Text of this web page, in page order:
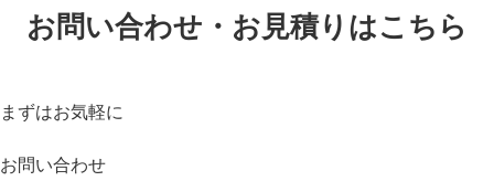
お問い合わせ・お見積りはこちら
まずはお気軽に
お問い合わせ